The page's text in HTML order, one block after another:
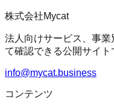
株式会社Mycat
法人向けサービス、事
て確認できる公開サイト
info@mycat.business
コンテンツ